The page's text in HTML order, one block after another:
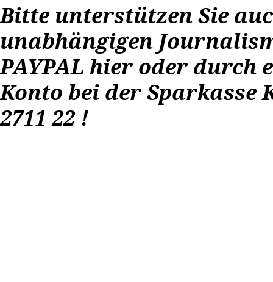
Bitte unterstützen Sie
unabhängigen
PAYPAL hier oder durch
Konto bei der Sparkasse
2711 22 !